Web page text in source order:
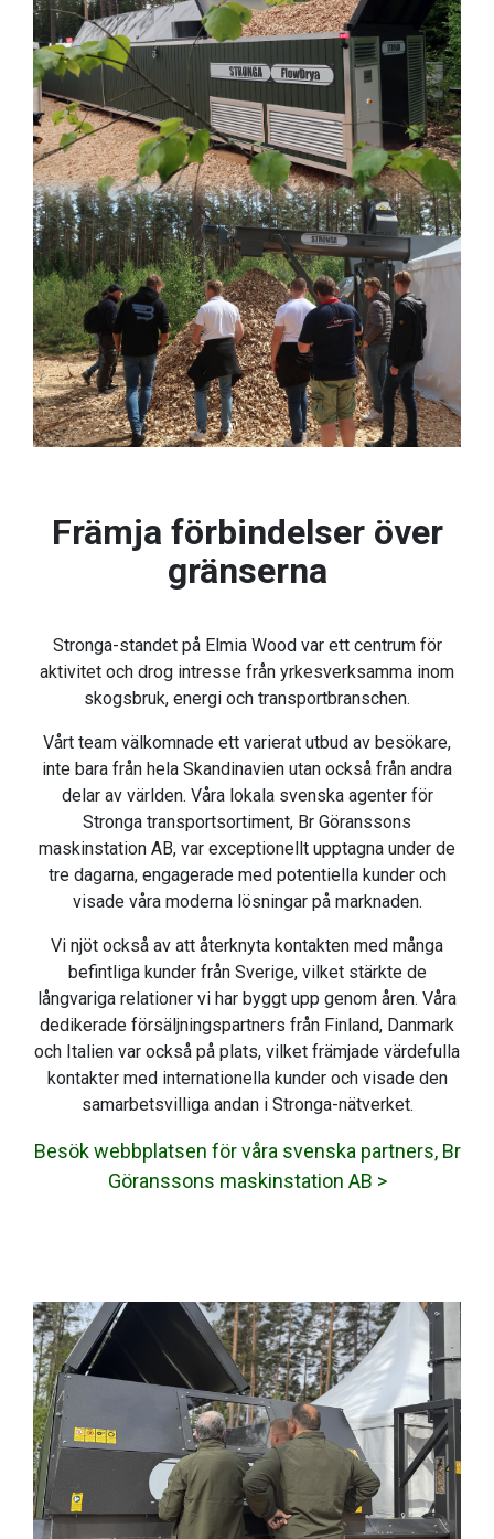
Främja förbindelser över
gränserna
Stronga-standet på Elmia Wood var ett centrum för
aktivitet och drog intresse från yrkesverksamma inom
skogsbruk, energi och transportbranschen.
Vårt team välkomnade ett varierat utbud av besökare,
inte bara från hela Skandinavien utan också från andra
delar av världen. Våra lokala svenska agenter för
Stronga transportsortiment, Br Göranssons
maskinstation AB, var exceptionellt upptagna under de
tre dagarna, engagerade med potentiella kunder och
visade våra moderna lösningar på marknaden.
Vi njöt också av att återknyta kontakten med många
befintliga kunder från Sverige, vilket stärkte de
långvariga relationer vi har byggt upp genom åren. Våra
dedikerade försäljningspartners från Finland, Danmark
och Italien var också på plats, vilket främjade värdefulla
kontakter med internationella kunder och visade den
samarbetsvilliga andan i Stronga-nätverket.
Besök webbplatsen för våra svenska partners, Br
Göranssons maskinstation AB >